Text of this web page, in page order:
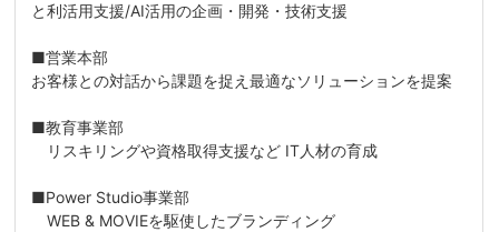
と利活用支援/AI活用の企画・開発・技術支援
■営業本部
お客様との対話から課題を捉え最適なソリューションを提案
■教育事業部
リスキリングや資格取得支援など IT人材の育成
■Power Studio事業部
WEB & MOVIEを駆使したブランディング